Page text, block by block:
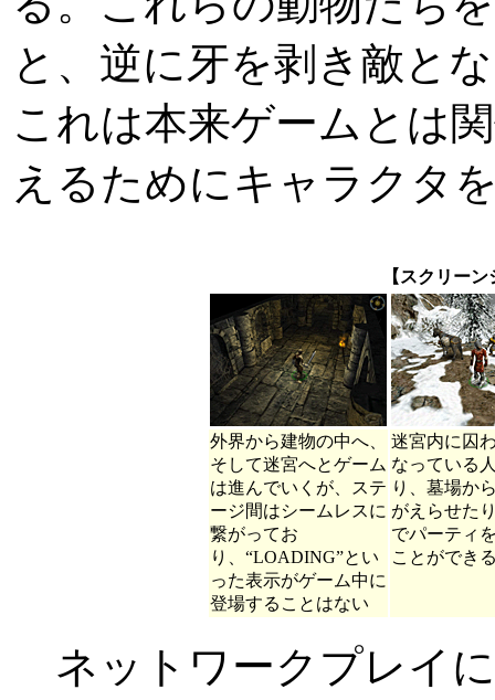
と、逆に牙を剥き敵と
これは本来ゲームとは
えるためにキャラクタ
【スクリー
外界から建物の中へ、
そして迷宮へとゲーム
は進んでいくが、ステ
ージ間はシームレスに
繋がってお
り、“LOADING”とい
った表示がゲーム中に
登場することはない
迷宮内に囚
なっている
り、墓場か
がえらせた
でパーティ
ことができ
ネットワークプレイ